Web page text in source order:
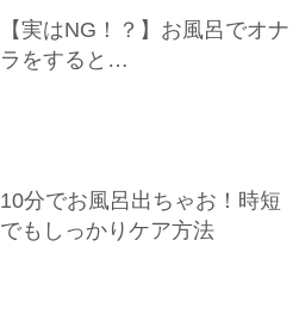
【実はNG！？】お風呂でオナ
ラをすると…
10分でお風呂出ちゃお！時短
でもしっかりケア方法